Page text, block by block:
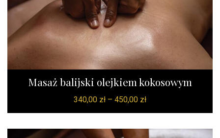
Masaż balijski olejkiem kokosowym
340,00 zł – 450,00 zł